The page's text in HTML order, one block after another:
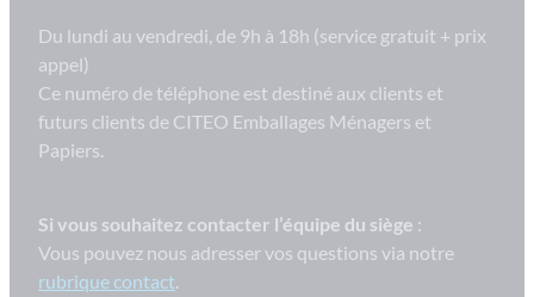
Du lundi au vendredi, de 9h à 18h (service gratuit + prix
appel)
Ce numéro de téléphone est destiné aux clients et
futurs clients de CITEO Emballages Ménagers et
Papiers.
Si vous souhaitez contacter l’équipe du siège :
Vous pouvez nous adresser vos questions via notre
rubrique contact